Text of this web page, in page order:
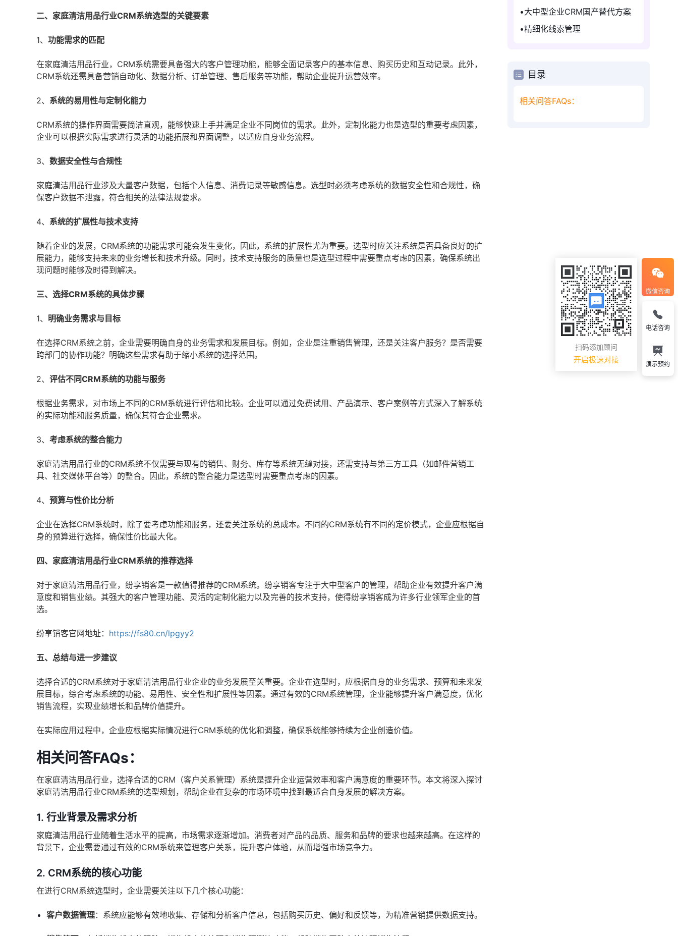
二、家庭清洁用品行业CRM系统选型的关键要素
1、 功能需求的匹配
在家庭清洁用品行业，CRM系统需要具备强大的客户管理功能，能够全面记录客户的基本信息、购买历史和互动记录。此外，
CRM系统还需具备营销自动化、数据分析、订单管理、售后服务等功能，帮助企业提升运营效率。
2、 系统的易用性与定制化能力
CRM系统的操作界面需要简洁直观，能够快速上手并满足企业不同岗位的需求。此外，定制化能力也是选型的重要考虑因素，
企业可以根据实际需求进行灵活的功能拓展和界面调整，以适应自身业务流程。
3、 数据安全性与合规性
家庭清洁用品行业涉及大量客户数据，包括个人信息、消费记录等敏感信息。选型时必须考虑系统的数据安全性和合规性，确
保客户数据不泄露，符合相关的法律法规要求。
4、 系统的扩展性与技术支持
随着企业的发展，CRM系统的功能需求可能会发生变化，因此，系统的扩展性尤为重要。选型时应关注系统是否具备良好的扩
展能力，能够支持未来的业务增长和技术升级。同时，技术支持服务的质量也是选型过程中需要重点考虑的因素，确保系统出
现问题时能够及时得到解决。
三、选择CRM系统的具体步骤
1、 明确业务需求与目标
在选择CRM系统之前，企业需要明确自身的业务需求和发展目标。例如，企业是注重销售管理，还是关注客户服务？是否需要
跨部门的协作功能？明确这些需求有助于缩小系统的选择范围。
2、 评估不同CRM系统的功能与服务
根据业务需求，对市场上不同的CRM系统进行评估和比较。企业可以通过免费试用、产品演示、客户案例等方式深入了解系统
的实际功能和服务质量，确保其符合企业需求。
3、 考虑系统的整合能力
家庭清洁用品行业的CRM系统不仅需要与现有的销售、财务、库存等系统无缝对接，还需支持与第三方工具（如邮件营销工
具、社交媒体平台等）的整合。因此，系统的整合能力是选型时需要重点考虑的因素。
4、 预算与性价比分析
企业在选择CRM系统时，除了要考虑功能和服务，还要关注系统的总成本。不同的CRM系统有不同的定价模式，企业应根据自
身的预算进行选择，确保性价比最大化。
四、家庭清洁用品行业CRM系统的推荐选择
对于家庭清洁用品行业，纷享销客是一款值得推荐的CRM系统。纷享销客专注于大中型客户的管理，帮助企业有效提升客户满
意度和销售业绩。其强大的客户管理功能、灵活的定制化能力以及完善的技术支持，使得纷享销客成为许多行业领军企业的首
选。
纷享销客官网地址： https://fs80.cn/lpgyy2
五、总结与进一步建议
选择合适的CRM系统对于家庭清洁用品行业企业的业务发展至关重要。企业在选型时，应根据自身的业务需求、预算和未来发
展目标，综合考虑系统的功能、易用性、安全性和扩展性等因素。通过有效的CRM系统管理，企业能够提升客户满意度，优化
销售流程，实现业绩增长和品牌价值提升。
在实际应用过程中，企业应根据实际情况进行CRM系统的优化和调整，确保系统能够持续为企业创造价值。
相关问答FAQs：
在家庭清洁用品行业，选择合适的CRM（客户关系管理）系统是提升企业运营效率和客户满意度的重要环节。本文将深入探讨
家庭清洁用品行业CRM系统的选型规划，帮助企业在复杂的市场环境中找到最适合自身发展的解决方案。
1. 行业背景及需求分析
家庭清洁用品行业随着生活水平的提高，市场需求逐渐增加。消费者对产品的品质、服务和品牌的要求也越来越高。在这样的
背景下，企业需要通过有效的CRM系统来管理客户关系，提升客户体验，从而增强市场竞争力。
2. CRM系统的核心功能
在进行CRM系统选型时，企业需要关注以下几个核心功能：
客户数据管理：系统应能够有效地收集、存储和分析客户信息，包括购买历史、偏好和反馈等，为精准营销提供数据支持。
大中型企业CRM国产替代方案
精细化线索管理
目录
相关问答FAQs：
微信咨询
扫码添加顾问
开启极速对接
电话咨询
演示预约